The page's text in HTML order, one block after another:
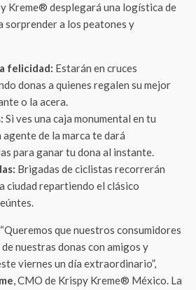
Kreme® desplegará una logística de
sorprender a los peatones y
felicidad: Estarán en cruces
donas a quienes regalen su mejor
o la acera.
Si ves una caja monumental en tu
agente de la marca te dará
para ganar tu dona al instante.
Brigadas de ciclistas recorrerán
ciudad repartiendo el clásico
“Queremos que nuestros consumidores
nuestras donas con amigos y
viernes un día extraordinario”,
, CMO de Krispy Kreme® México. La